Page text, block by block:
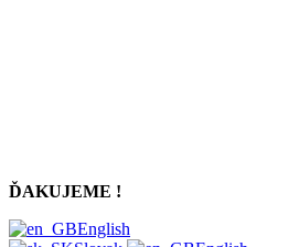
ĎAKUJEME !
English